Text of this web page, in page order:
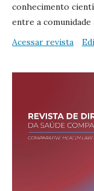
conhecimento
entre a comunidade
Acessar revista